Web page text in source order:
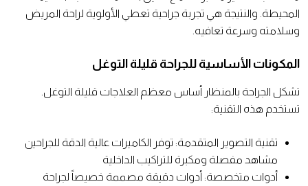
المحيطة. والنتيجة هي تجربة جراحية تعطي الأولوية لراحة المريض
وسلامته وسرعة تعافيه.
المكونات الأساسية للجراحة قليلة التوغل
تشكل الجراحة بالمنظار أساس معظم العلاجات قليلة التوغل.
تستخدم هذه التقنية:
تقنية التصوير المتقدمة: توفر الكاميرات عالية الدقة للجراحين
مشاهد مفصلة ومكبرة للتراكيب الداخلية
أدوات متخصصة: أدوات دقيقة مصممة خصيصاً لجراحة